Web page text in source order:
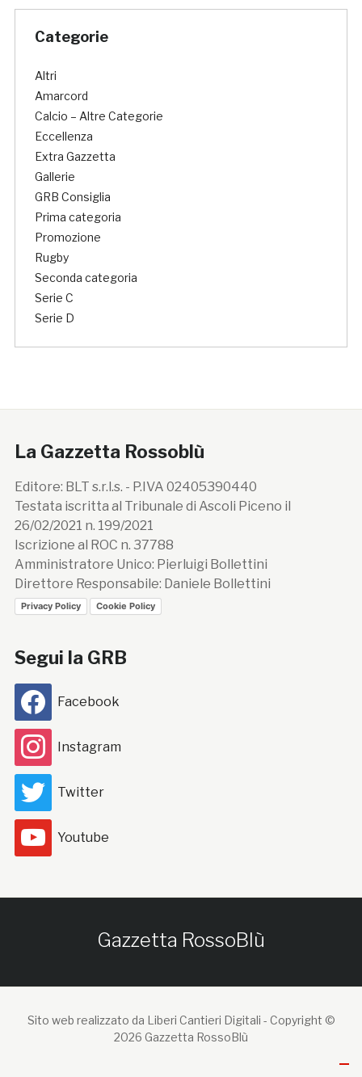
Categorie
Altri
Amarcord
Calcio – Altre Categorie
Eccellenza
Extra Gazzetta
Gallerie
GRB Consiglia
Prima categoria
Promozione
Rugby
Seconda categoria
Serie C
Serie D
La Gazzetta Rossoblù
Editore: BLT s.r.l.s. - P.IVA 02405390440
Testata iscritta al Tribunale di Ascoli Piceno il
26/02/2021 n. 199/2021
Iscrizione al ROC n. 37788
Amministratore Unico: Pierluigi Bollettini
Direttore Responsabile: Daniele Bollettini
Privacy Policy Cookie Policy
Segui la GRB
Facebook
Instagram
Twitter
Youtube
Gazzetta RossoBlù
Sito web realizzato da Liberi Cantieri Digitali - Copyright ©
2026 Gazzetta RossoBlù